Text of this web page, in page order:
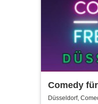
Comedy
Up Open
Düsseldorf,